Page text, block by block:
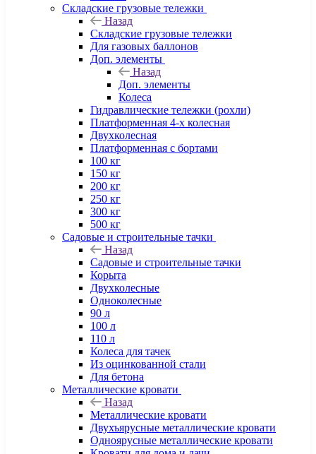
Складские грузовые тележки
Назад
Складские грузовые тележки
Для газовых баллонов
Доп. элементы
Назад
Доп. элементы
Колеса
Гидравлические тележки (рохли)
Платформенная 4-х колесная
Двухколесная
Платформенная с бортами
100 кг
150 кг
200 кг
250 кг
300 кг
500 кг
Садовые и строительные тачки
Назад
Садовые и строительные тачки
Корыта
Двухколесные
Одноколесные
90 л
100 л
110 л
Колеса для тачек
Из оцинкованной стали
Для бетона
Металлические кровати
Назад
Металлические кровати
Двухъярусные металлические кровати
Одноярусные металлические кровати